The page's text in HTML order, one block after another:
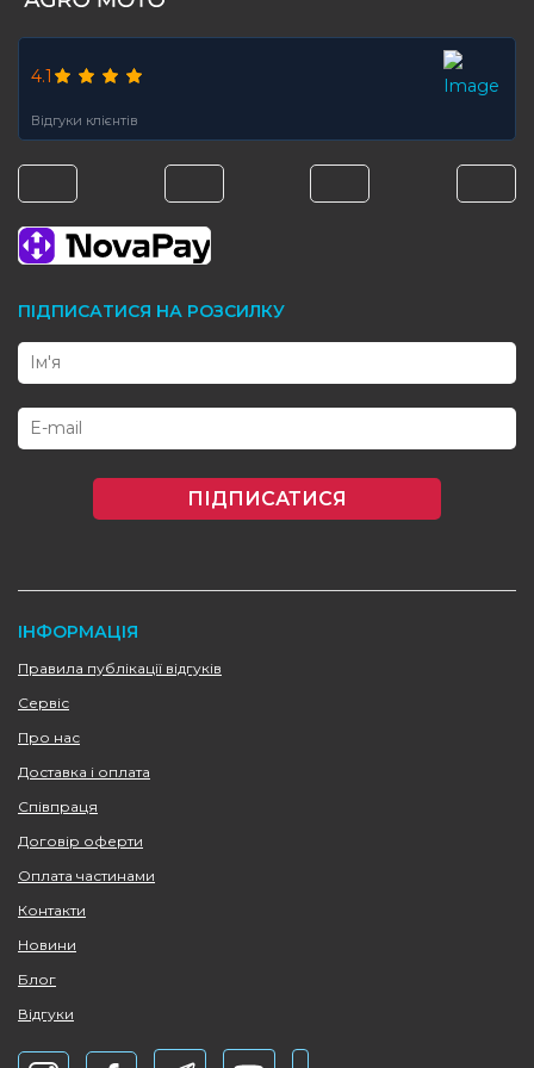
4.1
Відгуки клієнтів
ПІДПИСАТИСЯ НА РОЗСИЛКУ
ПІДПИСАТИСЯ
ІНФОРМАЦІЯ
Правила публікації відгуків
Сервіс
Про нас
Доставка і оплата
Співпраця
Договір оферти
Оплата частинами
Контакти
Новини
Блог
Відгуки